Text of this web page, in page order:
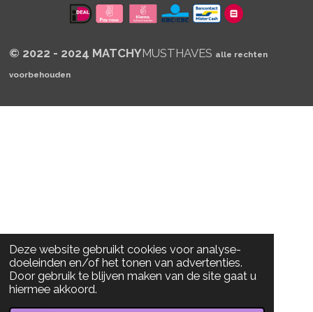
Deze website gebruikt cookies voor analyse-
doeleinden en/of het tonen van advertenties.
Door gebruik te blijven maken van de site gaat u
hiermee akkoord.
© 2022 - 2024 MATCHYMUSTHAVES alle rechten
voorbehouden